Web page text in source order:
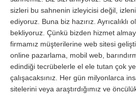
sizleri bu sahnenin izleyicisi değil,
ediyoruz. Buna biz hazırız. Ayrıcalıklı
bekliyoruz. Çünkü bizden hizmet
firmamız müşterilerine web sitesi
online pazarlama, mobil web,
edindiği tecrübelerle el ele tutan çok
çalışacaksınız. Her gün milyonlarca
sitelerini veya araştırdığımız ve